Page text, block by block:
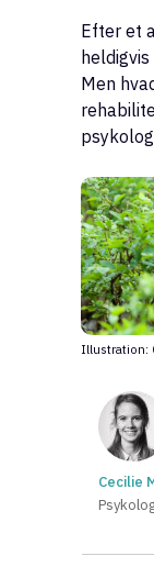
Efter et
Men
Illustration:
Cecilie